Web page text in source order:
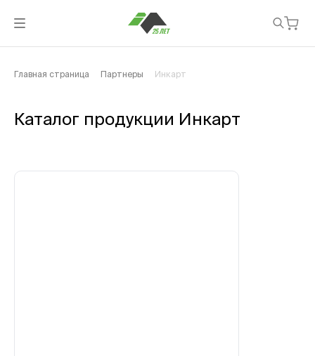
Главная страница Партнеры Инкарт
Каталог продукции Инкарт